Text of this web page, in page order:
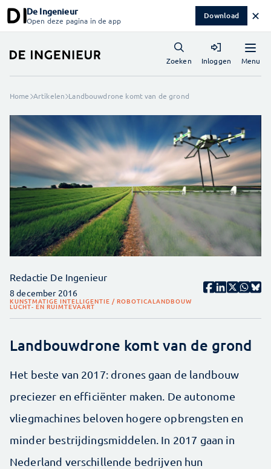
De Ingenieur
Open deze pagina in de app Download ✕
Menu
Zoeken Inloggen
Home Artikelen Landbouwdrone komt van de grond
Redactie De Ingenieur
8 december 2016
KUNSTMATIGE INTELLIGENTIE / ROBOTICALANDBOUW
LUCHT- EN RUIMTEVAART
Landbouwdrone komt van de grond
Het beste van 2017: drones gaan de landbouw
preciezer en efficiënter maken. De autonome
vliegmachines beloven hogere opbrengsten en
minder bestrijdingsmiddelen. In 2017 gaan in
Nederland verschillende bedrijven hun